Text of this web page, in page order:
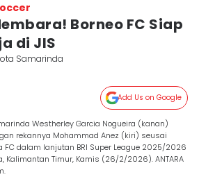
Borneo FC Siap
di JIS
Samarinda
Add Us on Google
Westherley Garcia Nogueira (kanan)
rekannya Mohammad Anez (kiri) seusai
dalam lanjutan BRI Super League 2025/2026
Kalimantan Timur, Kamis (26/2/2026). ANTARA